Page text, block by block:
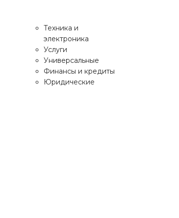
Техника и
электроника
Услуги
Универсальные
Финансы и кредиты
Юридические
webzapas